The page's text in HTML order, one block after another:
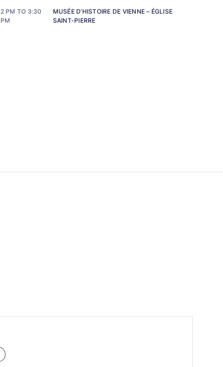
2 PM TO 3:30
PM
MUSÉE D’HISTOIRE DE VIENNE – ÉGLISE
SAINT-PIERRE